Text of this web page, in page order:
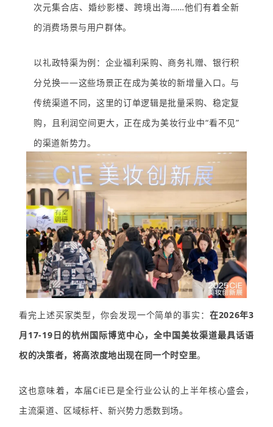
次元集合店、婚纱影楼、跨境出海……他们有着全新
的消费场景与用户群体。
以礼政特渠为例：企业福利采购、商务礼赠、银行积
分兑换——这些场景正在成为美妆的新增量入口。与
传统渠道不同，这里的订单逻辑是批量采购、稳定复
购，且利润空间更大，正在成为美妆行业中“看不见”
的渠道新势力。
看完上述买家类型，你会发现一个简单的事实： 在2026年3
月17-19日的杭州国际博览中心，全中国美妆渠道最具话语
权的决策者，将高浓度地出现在同一个时空里。
这也意味着，本届CiE已是全行业公认的上半年核心盛会，
主流渠道、区域标杆、新兴势力悉数到场。